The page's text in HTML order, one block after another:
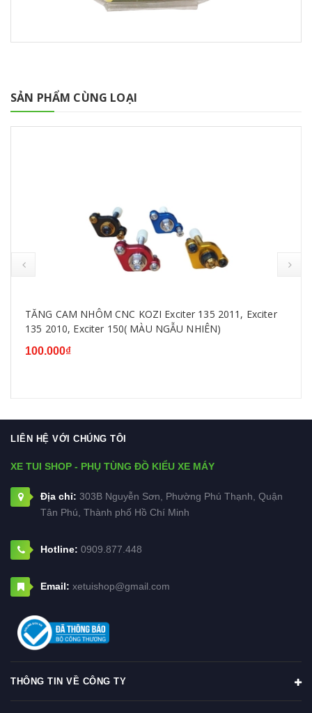
SẢN PHẨM CÙNG LOẠI
TĂNG CAM NHÔM CNC KOZI Exciter 135 2011, Exciter
135 2010, Exciter 150( MÀU NGẪU NHIÊN)
100.000₫
LIÊN HỆ VỚI CHÚNG TÔI
XE TUI SHOP - PHỤ TÙNG ĐỒ KIỂU XE MÁY
Địa chỉ: 303B Nguyễn Sơn, Phường Phú Thạnh, Quận
Tân Phú, Thành phố Hồ Chí Minh
Hotline: 0909.877.448
Email: xetuishop@gmail.com
THÔNG TIN VỀ CÔNG TY